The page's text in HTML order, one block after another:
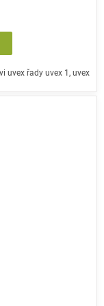
uvex řady uvex 1, uvex